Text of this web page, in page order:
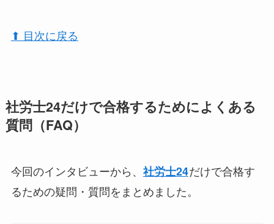
⬆︎ 目次に戻る
社労士24だけで合格するためによくある
質問（FAQ）
今回のインタビューから、 社労士24だけで合格す
るための疑問・質問をまとめました。